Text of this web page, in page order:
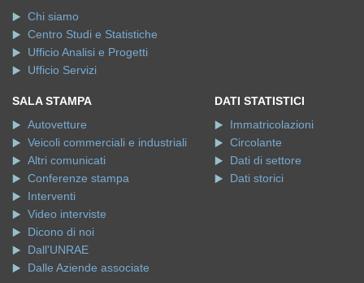
Chi siamo
Centro Studi e Statistiche
Ufficio Analisi e Progetti
Ufficio Servizi
SALA STAMPA
Autovetture
Veicoli commerciali e industriali
Altri comunicati
Conferenze stampa
Interventi
Video interviste
Dicono di noi
Dall'UNRAE
Dalle Aziende associate
DATI STATISTICI
Immatricolazioni
Circolante
Dati di settore
Dati storici